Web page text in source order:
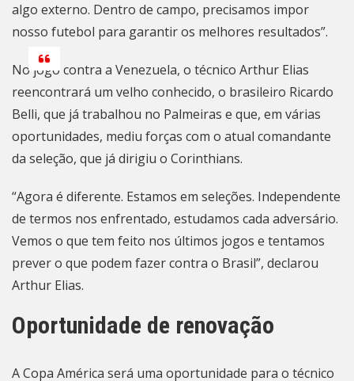
algo externo. Dentro de campo, precisamos impor
nosso futebol para garantir os melhores resultados”.
No jogo contra a Venezuela, o técnico Arthur Elias
reencontrará um velho conhecido, o brasileiro Ricardo
Belli, que já trabalhou no Palmeiras e que, em várias
oportunidades, mediu forças com o atual comandante
da seleção, que já dirigiu o Corinthians.
“Agora é diferente. Estamos em seleções. Independente
de termos nos enfrentado, estudamos cada adversário.
Vemos o que tem feito nos últimos jogos e tentamos
prever o que podem fazer contra o Brasil”, declarou
Arthur Elias.
Oportunidade de renovação
A Copa América será uma oportunidade para o técnico